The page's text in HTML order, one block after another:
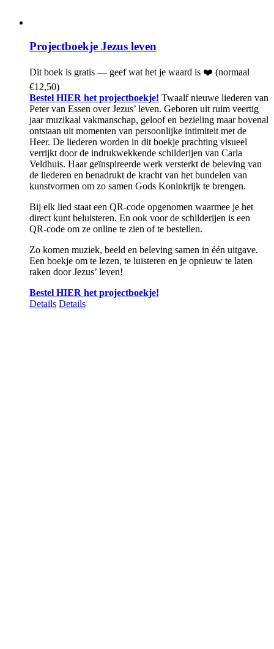
Projectboekje Jezus leven
Dit boek is gratis — geef wat het je waard is ❤️ (normaal
€12,50)
Bestel HIER het projectboekje! Twaalf nieuwe liederen van
Peter van Essen over Jezus’ leven. Geboren uit ruim veertig
jaar muzikaal vakmanschap, geloof en bezieling maar bovenal
ontstaan uit momenten van persoonlijke intimiteit met de
Heer. De liederen worden in dit boekje prachting visueel
verrijkt door de indrukwekkende schilderijen van Carla
Veldhuis. Haar geïnspireerde werk versterkt de beleving van
de liederen en benadrukt de kracht van het bundelen van
kunstvormen om zo samen Gods Koninkrijk te brengen.
Bij elk lied staat een QR-code opgenomen waarmee je het
direct kunt beluisteren. En ook voor de schilderijen is een
QR-code om ze online te zien of te bestellen.
Zo komen muziek, beeld en beleving samen in één uitgave.
Een boekje om te lezen, te luisteren en je opnieuw te laten
raken door Jezus’ leven!
Bestel HIER het projectboekje!
Details Details